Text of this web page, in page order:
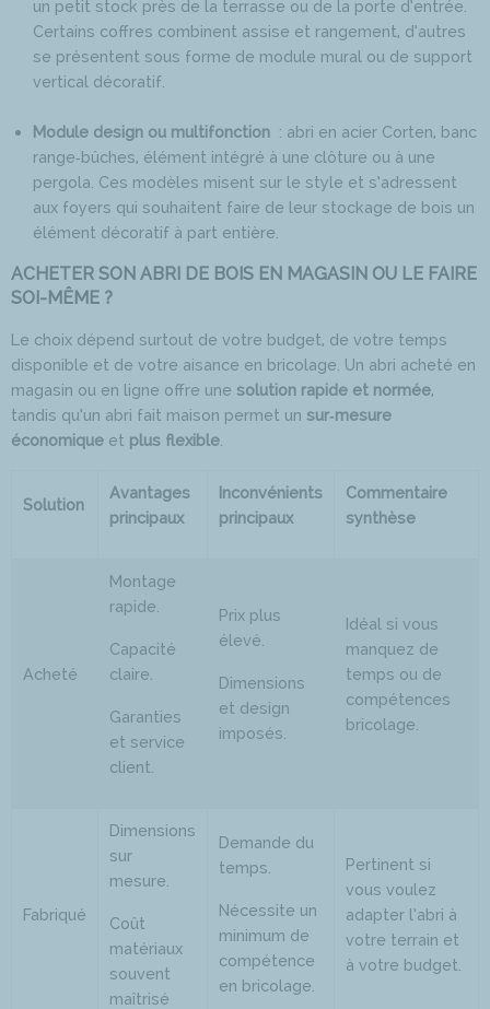
un petit stock près de la terrasse ou de la porte d’entrée.
Certains coffres combinent assise et rangement, d’autres
se présentent sous forme de module mural ou de support
vertical décoratif.
Module design ou multifonction : abri en acier Corten, banc
range‑bûches, élément intégré à une clôture ou à une
pergola. Ces modèles misent sur le style et s’adressent
aux foyers qui souhaitent faire de leur stockage de bois un
élément décoratif à part entière.
ACHETER SON ABRI DE BOIS EN MAGASIN OU LE FAIRE
SOI-MÊME ?
Le choix dépend surtout de votre budget, de votre temps
disponible et de votre aisance en bricolage. Un abri acheté en
magasin ou en ligne offre une solution rapide et normée,
tandis qu’un abri fait maison permet un sur‑mesure
économique et plus flexible
Solution
Avantages
principaux
Inconvénients
principaux
Commentaire
synthèse
Acheté
Montage
rapide.
Capacité
claire.
Garanties
et service
client.
Prix plus
élevé.
Dimensions
et design
imposés.
Idéal si vous
manquez de
temps ou de
compétences
bricolage.
Fabriqué
Dimensions
sur
mesure.
Coût
matériaux
souvent
maîtrisé
Demande du
temps.
Nécessite un
minimum de
compétence
en bricolage.
Pertinent si
vous voulez
adapter l’abri à
votre terrain et
à votre budget.